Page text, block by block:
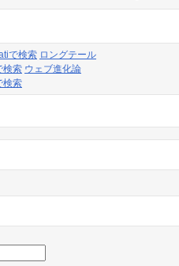
ロングテール
ウェブ進化論